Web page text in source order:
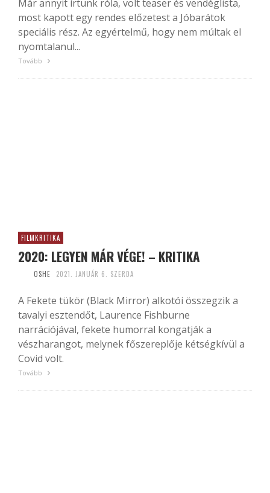
Már annyit írtunk róla, volt teaser és vendéglista,
most kapott egy rendes előzetest a Jóbarátok
speciális rész. Az egyértelmű, hogy nem múltak el
nyomtalanul...
Tovább
FILMKRITIKA
2020: LEGYEN MÁR VÉGE! – KRITIKA
OSHE 2021. JANUÁR 6. SZERDA
A Fekete tükör (Black Mirror) alkotói összegzik a
tavalyi esztendőt, Laurence Fishburne
narrációjával, fekete humorral kongatják a
vészharangot, melynek főszereplője kétségkívül a
Covid volt.
Tovább